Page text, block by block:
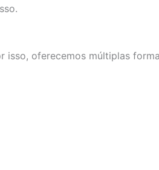
oferecemos múltiplas